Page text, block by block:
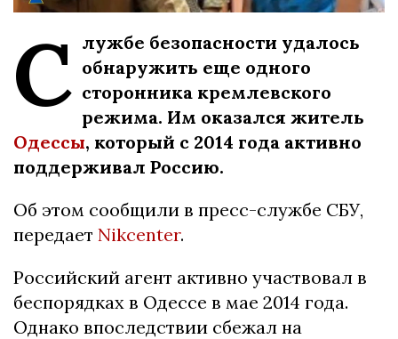
С лужбе безопасности удалось
обнаружить еще одного
сторонника кремлевского
режима. Им оказался житель
Одессы, который с 2014 года активно
поддерживал Россию.
Об этом сообщили в пресс-службе СБУ,
передает Nikcenter.
Российский агент активно участвовал в
беспорядках в Одессе в мае 2014 года.
Однако впоследствии сбежал на